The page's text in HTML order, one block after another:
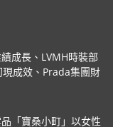
成長、LVMH時裝部
成效、Prada集團財
「寶桑小町」以女性